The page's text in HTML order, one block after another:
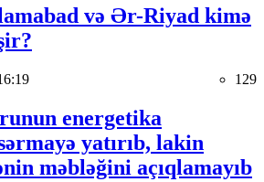
və Ər-Riyad kimə
129
energetika
yatırıb, lakin
məbləğini açıqlamayıb